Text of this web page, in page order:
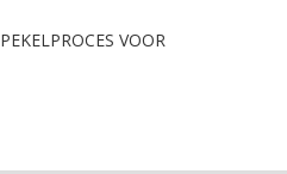
VOOR